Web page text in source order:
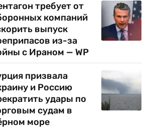
требует от
компаний
выпуск
из-за
с Ираном — WP
призвала
и Россию
удары по
судам в
море